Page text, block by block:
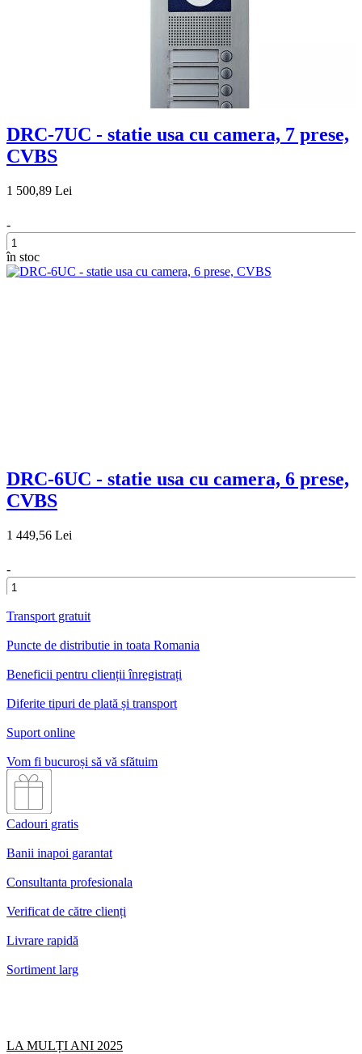
DRC-7UC - statie usa cu camera, 7 prese,
CVBS
1 500,89 Lei
-
+
în stoc
DRC-6UC - statie usa cu camera, 6 prese,
CVBS
1 449,56 Lei
-
+
Transport gratuit
Puncte de distributie in toata Romania
Beneficii pentru clienții înregistrați
Diferite tipuri de plată și transport
Suport online
Vom fi bucuroși să vă sfătuim
Cadouri gratis
Banii inapoi garantat
Consultanta profesionala
Verificat de către clienți
Livrare rapidă
Sortiment larg
LA MULȚI ANI 2025